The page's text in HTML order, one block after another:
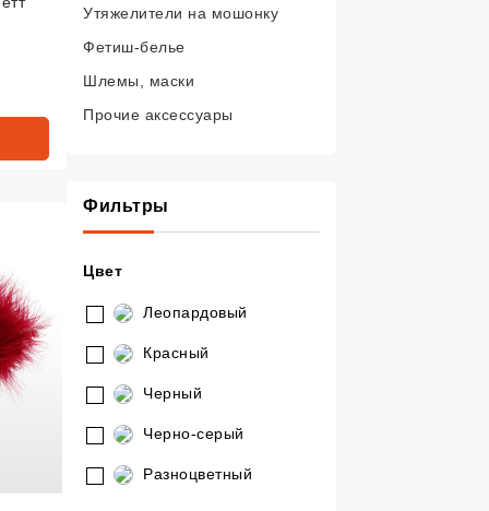
Утяжелители на мошонку
Фетиш-белье
Шлемы, маски
Прочие аксессуары
Фильтры
Цвет
Леопардовый
Красный
Черный
Черно-серый
Разноцветный